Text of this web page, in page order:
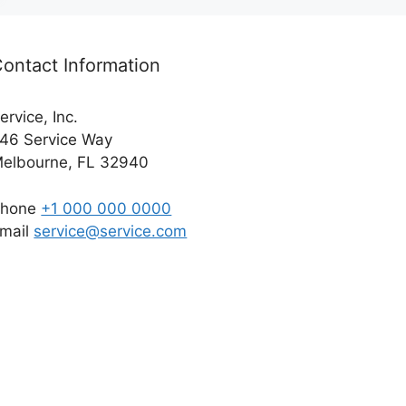
Information
Inc.
Service Way
FL 32940
+1 000 000 0000
service@service.com